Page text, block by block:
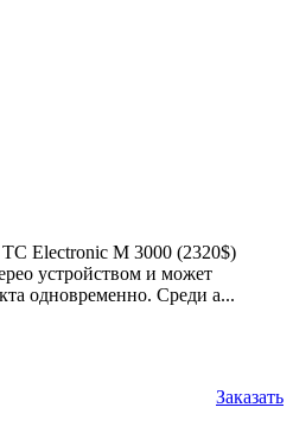
Electronic M 3000 (2320$)
устройством и может
одновременно. Среди а...
Заказать